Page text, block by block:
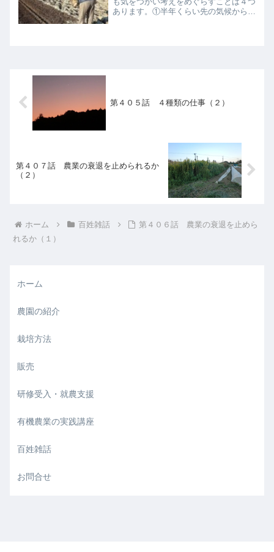
あります。①半年くらい先の気候から数
第４０５話 ４種類の仕事（２）
第４０７話 農業の衰退を止められるか
（２）
ホーム 百姓雑話
第４０６話 農業の衰退を止めら
れるか（１）
ホーム
農園の紹介
栽培方法
販売
研修受入・就農支援
有機農業の実践講座
百姓雑話
お問合せ